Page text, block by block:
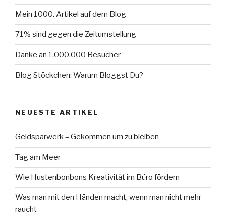
Mein 1000. Artikel auf dem Blog
71% sind gegen die Zeitumstellung
Danke an 1.000.000 Besucher
Blog Stöckchen: Warum Bloggst Du?
NEUESTE ARTIKEL
Geldsparwerk – Gekommen um zu bleiben
Tag am Meer
Wie Hustenbonbons Kreativität im Büro fördern
Was man mit den Händen macht, wenn man nicht mehr
raucht